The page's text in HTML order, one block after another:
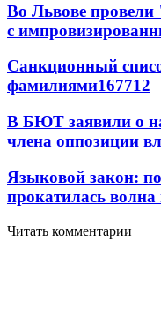
Во Львове провели
с
Санкционный
фамилиями167712
В БЮТ заявили о
члена оппозиции
Языковой закон:
прокатилась волна
Читать комментарии